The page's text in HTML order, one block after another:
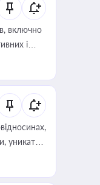
включно
і
уникати